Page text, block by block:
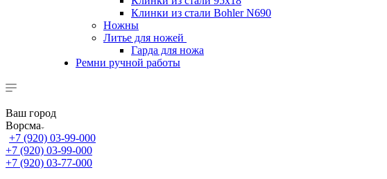
Клинки из стали Bohler N690
Ножны
Литье для ножей
Гарда для ножа
Ремни ручной работы
Ваш город
Ворсма
+7 (920) 03-99-000
+7 (920) 03-99-000
+7 (920) 03-77-000